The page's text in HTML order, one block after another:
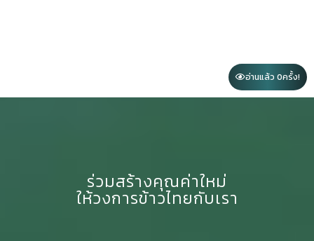
อ่านแล้ว 0ครั้ง!
ร่วมสร้างคุณค่าใหม่
ให้วงการข้าวไทยกับเรา